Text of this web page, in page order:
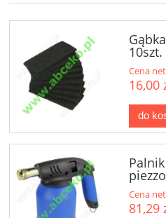
10szt.
Cena
16,00
do
Cena
81,29